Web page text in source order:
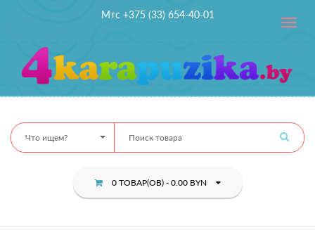
Мтс +375 (33) 654-40-01
Toggle
Что ищем?
0 ТОВАР(ОВ) - 0.00 BYN